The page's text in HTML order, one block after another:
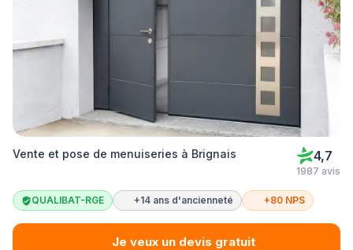
Vente et pose de menuiseries à Brignais 4,7
1987 avis
QUALIBAT-RGE +14 ans d'ancienneté +80 NPS
Je veux un devis gratuit